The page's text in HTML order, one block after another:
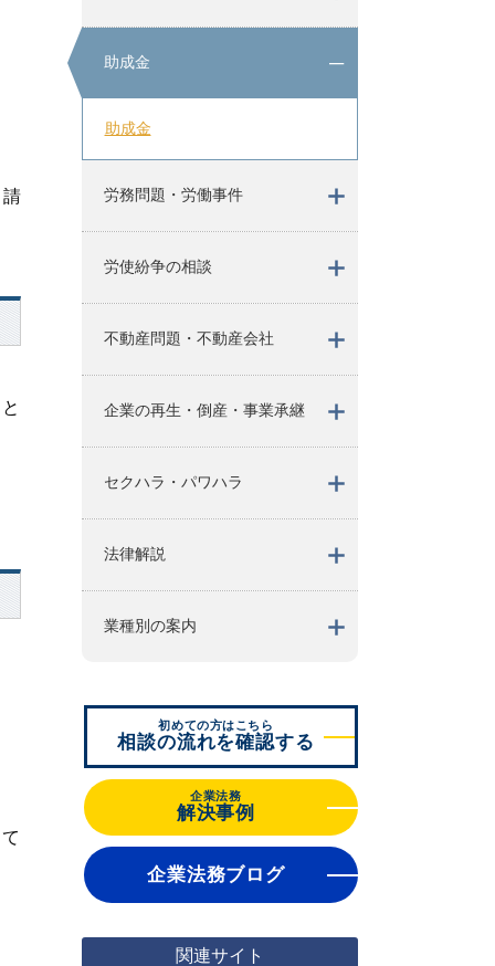
助成金
助成金
労務問題・労働事件
労使紛争の相談
不動産問題・不動産会社
企業の再生・倒産・事業承継
セクハラ・パワハラ
法律解説
業種別の案内
初めての方はこちら
相談の流れを確認する
企業法務
解決事例
企業法務ブログ
関連サイト